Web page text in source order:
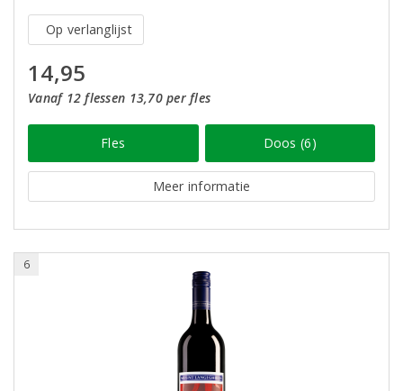
Op verlanglijst
14,95
Vanaf 12 flessen 13,70 per fles
Fles Doos (6)
Meer informatie
6